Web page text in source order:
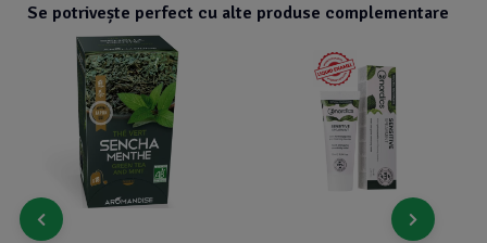
Se potrivește perfect cu alte produse complementare